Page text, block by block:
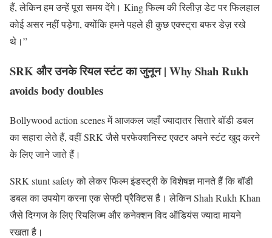
हैं, लेकिन हम उन्हें पूरा समय देंगे। King फिल्म की रिलीज़ डेट पर फिलहाल
कोई असर नहीं पड़ेगा, क्योंकि हमने पहले ही कुछ एक्स्ट्रा बफर डेज़ रखे
थे।”
SRK और उनके रियल स्टंट का जुनून | Why Shah Rukh
avoids body doubles
Bollywood action scenes में आजकल जहाँ ज्यादातर सितारे बॉडी डबल
का सहारा लेते हैं, वहीं SRK जैसे परफेक्शनिस्ट एक्टर अपने स्टंट खुद करने
के लिए जाने जाते हैं।
SRK stunt safety को लेकर फिल्म इंडस्ट्री के विशेषज्ञ मानते हैं कि बॉडी
डबल का उपयोग करना एक सेफ्टी प्रैक्टिस है। लेकिन Shah Rukh Khan
जैसे दिग्गज के लिए रियलिज्म और कनेक्शन विद ऑडियंस ज्यादा मायने
रखता है।